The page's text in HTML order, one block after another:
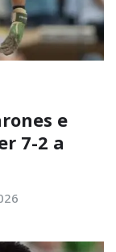
e
7-2 a